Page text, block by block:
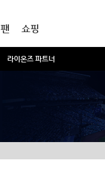
라이온즈 파트너
팬 쇼핑